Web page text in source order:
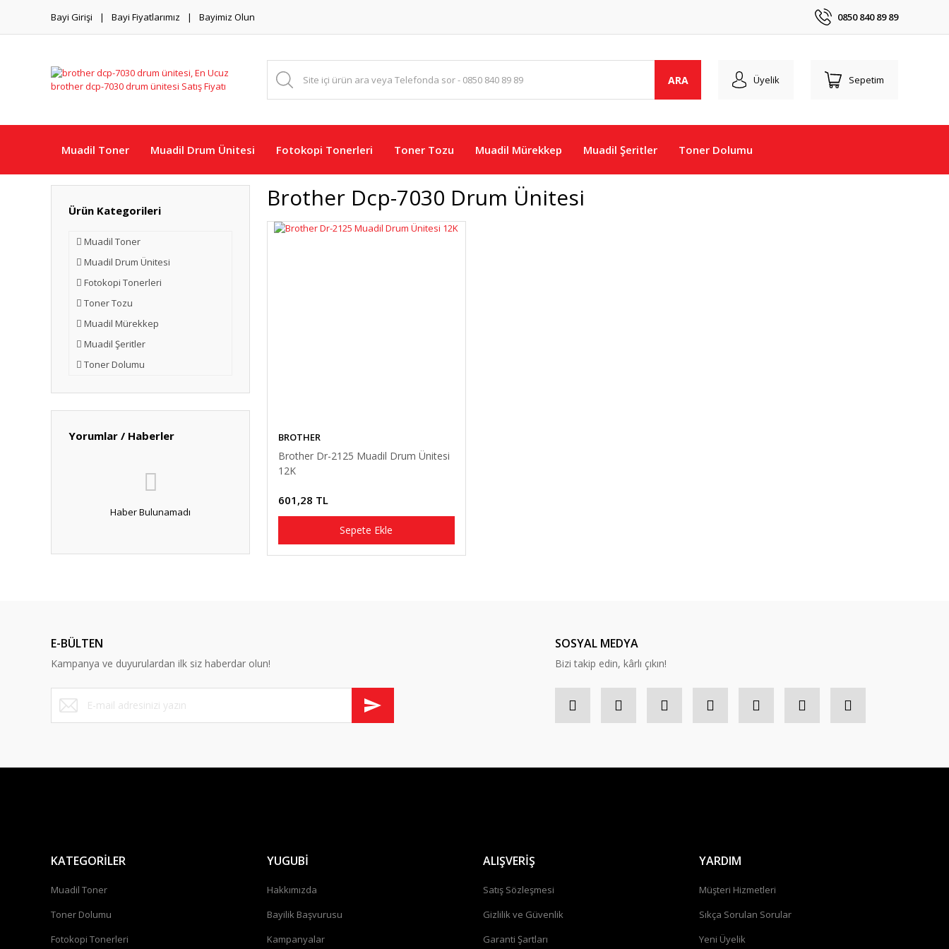
Bayi Girişi Bayi Fiyatlarımız Bayimiz Olun 0850 840 89 89
ARA Üyelik Sepetim
Muadil Toner Muadil Drum Ünitesi Fotokopi Tonerleri Toner Tozu Muadil Mürekkep Muadil Şeritler Toner Dolumu
Ürün Kategorileri
Muadil Toner
Muadil Drum Ünitesi
Fotokopi Tonerleri
Toner Tozu
Muadil Mürekkep
Muadil Şeritler
Toner Dolumu
Yorumlar / Haberler
Haber Bulunamadı
Brother Dcp-7030 Drum Ünitesi
BROTHER
Brother Dr-2125 Muadil Drum Ünitesi
12K
601,28 TL
Sepete Ekle
E-BÜLTEN
Kampanya ve duyurulardan ilk siz haberdar olun!
SOSYAL MEDYA
Bizi takip edin, kârlı çıkın!
KATEGORİLER
Muadil Toner
Toner Dolumu
Fotokopi Tonerleri
YUGUBİ
Hakkımızda
Bayilik Başvurusu
Kampanyalar
ALIŞVERİŞ
Satış Sözleşmesi
Gizlilik ve Güvenlik
Garanti Şartları
YARDIM
Müşteri Hizmetleri
Sıkça Sorulan Sorular
Yeni Üyelik